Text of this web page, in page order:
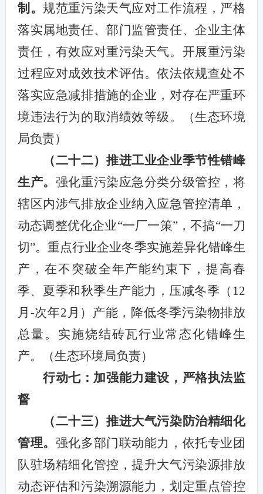
制。规范重污染天气应对工作流程，严格
落实属地责任、部门监管责任、企业主体
责任，有效应对重污染天气。开展重污染
过程应对成效技术评估。依法依规查处不
落实应急减排措施的企业，对存在严重环
境违法行为的取消绩效等级。（生态环境
局负责）
（二十二）推进工业企业季节性错峰
生产。 强化重污染应急分类分级管控，将
辖区内涉气排放企业纳入应急管控清单，
动态调整优化企业“一厂一策”，不搞“一刀
切”。重点行业企业冬季实施差异化错峰生
产，在不突破全年产能约束下，提高春
季、夏季和秋季生产能力，压减冬季（12
月-次年2月）产能，降低冬季污染物排放
总量。实施烧结砖瓦行业常态化错峰生
产。（生态环境局负责）
行动七：加强能力建设，严格执法监
督
（二十三）推进大气污染防治精细化
管理。 强化多部门联动能力，依托专业团
队驻场精细化管控，提升大气污染源排放
动态评估和污染溯源能力，划定重点管控